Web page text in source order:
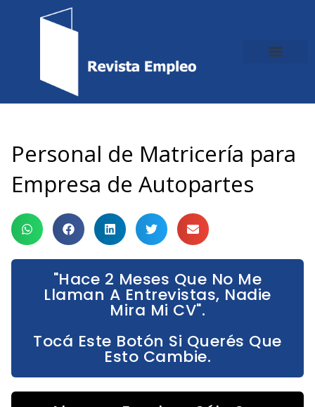
Personal de Matricería para
Empresa de Autopartes
"Hace 2 Meses Que No Me
Llaman A Entrevistas, Nadie
Mira Mi CV".
Tocá Este Botón Si Querés Que
Esto Cambie.